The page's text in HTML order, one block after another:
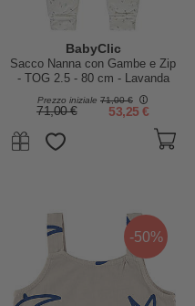
BabyClic
Sacco Nanna con Gambe e Zip
- TOG 2.5 - 80 cm - Lavanda
Prezzo iniziale 71,00 €
71,00 € 53,25 €
-50%